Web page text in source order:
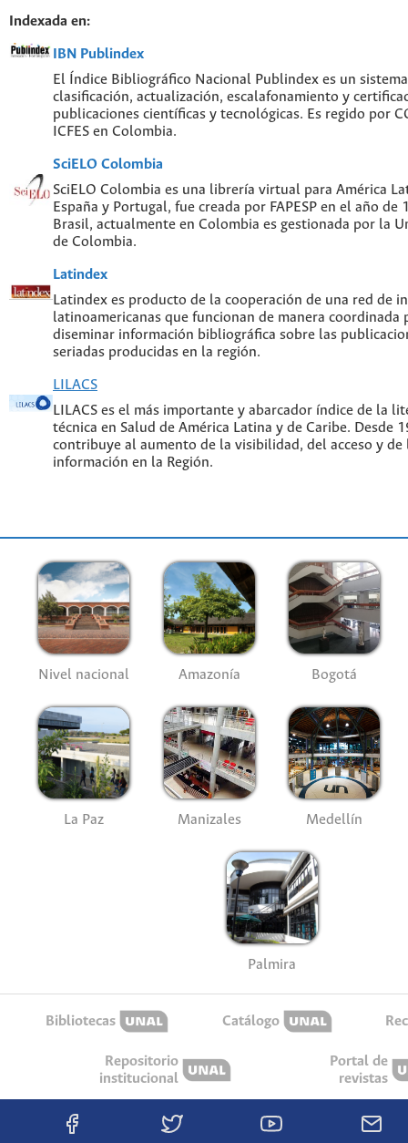
Indexada en:
IBN Publindex
El Índice Bibliográfico Nacional Publindex es un
clasificación, actualización, escalafonamiento y
publicaciones científicas y tecnológicas. Es regido por
ICFES en Colombia.
SciELO Colombia
SciELO Colombia es una librería virtual para América
España y Portugal, fue creada por FAPESP en el año de
Brasil, actualmente en Colombia es gestionada por la
de Colombia.
Latindex
Latindex es producto de la cooperación de una red de
latinoamericanas que funcionan de manera coordinada
diseminar información bibliográfica sobre las
seriadas producidas en la región.
LILACS
LILACS es el más importante y abarcador índice de la
técnica en Salud de América Latina y de Caribe. Desde
contribuye al aumento de la visibilidad, del acceso y de
información en la Región.
Nivel nacional Amazonía Bogotá
La Paz Manizales Medellín
Palmira
Bibliotecas Catálogo
Repositorio
institucional
Portal de
revistas